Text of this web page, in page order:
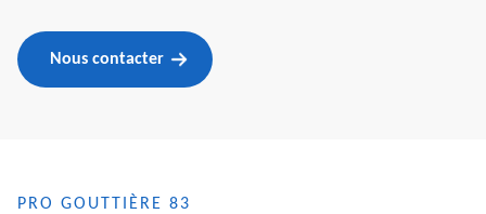
Nous contacter
PRO GOUTTIÈRE 83